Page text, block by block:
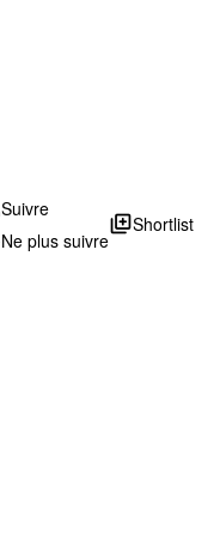
Suivre
Ne plus suivre
library_addShortlist